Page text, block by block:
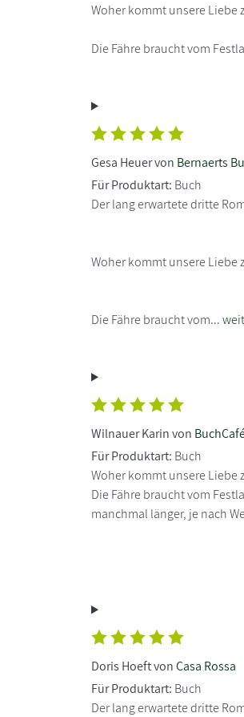
Woher kommt unsere Liebe
Die Fähre braucht vom
Gesa Heuer von Bernaerts
Für Produktart: Buch
Der lang erwartete dritte
Woher kommt unsere Liebe
Die Fähre braucht vom...
Wilnauer Karin von
Für Produktart: Buch
Woher kommt unsere Liebe
Die Fähre braucht vom
manchmal länger, je nach
Doris Hoeft vonCasa Rossa
Für Produktart: Buch
Der lang erwartete dritte